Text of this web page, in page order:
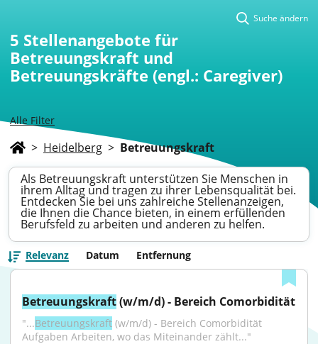
Alle Filter
Suche ändern
5 Stellenangebote für
Betreuungskraft und
Betreuungskräfte (engl.: Caregiver)
> Heidelberg > Betreuungskraft
Als Betreuungskraft unterstützen Sie Menschen in
ihrem Alltag und tragen zu ihrer Lebensqualität bei.
Entdecken Sie bei uns zahlreiche Stellenanzeigen,
die Ihnen die Chance bieten, in einem erfüllenden
Berufsfeld zu arbeiten und anderen zu helfen.
Relevanz Datum Entfernung
Betreuungskraft (w/m/d) - Bereich Comorbidität
"...Betreuungskraft (w/m/d) - Bereich Comorbidität
Aufgaben Arbeiten, wo das Miteinander zählt..."